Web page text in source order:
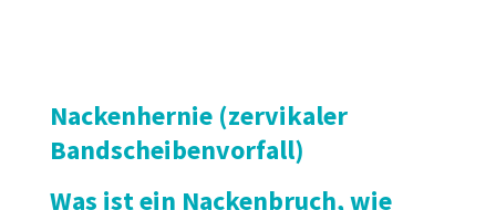
Nackenhernie (zervikaler
Bandscheibenvorfall)
Was ist ein Nackenbruch, wie